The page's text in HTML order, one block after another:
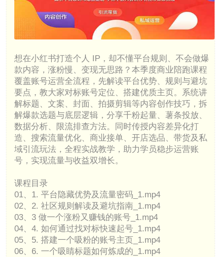
想在小红书打造个人 IP，却不懂平台规则、不会做爆
款内容，涨粉慢、变现无思路？本季度商业陪跑课程
覆盖账号运营全流程，先解读平台优势、规则与避坑
要点，教大家对标账号定位、搭建优质主页。系统讲
解标题、文案、封面、拍摄剪辑等内容创作技巧，拆
解爆款选题与底层逻辑，分享千粉起量、薯条投放、
数据分析、限流排查方法。同时传授内容差异化打
造、搜索流量优化、商业接单、开店选品、带货及私
域引流玩法，全程实战教学，助力学员稳步运营账
号，实现流量与收益双增长。
课程目录
01、1. 平台隐藏优势及流量密码_1.mp4
02、2. 社区规则解读及避坑指南_1.mp4
03、3 做一个涨粉又赚钱的账号_1.mp4
04、4. 如何通过找对标快速起号_1.mp4
05、5. 搭建一个吸粉的账号主页_1.mp4
06、6. 一个吸睛标题如何炼成的_1.mp4